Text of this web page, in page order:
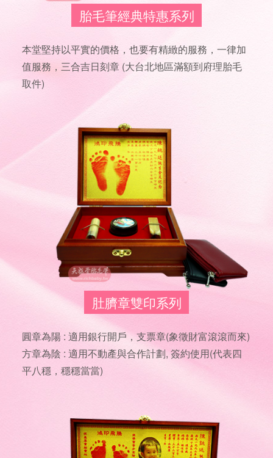
胎毛筆經典特惠系列
本堂堅持以平實的價格，也要有精緻的服務，一律加
值服務，三合吉日刻章 (大台北地區滿額到府理胎毛
取件)
肚臍章雙印系列
圓章為陽 : 適用銀行開戶，支票章(象徵財富滾滾而來)
方章為陰 : 適用不動產與合作計劃, 簽約使用(代表四
平八穩，穩穩當當)